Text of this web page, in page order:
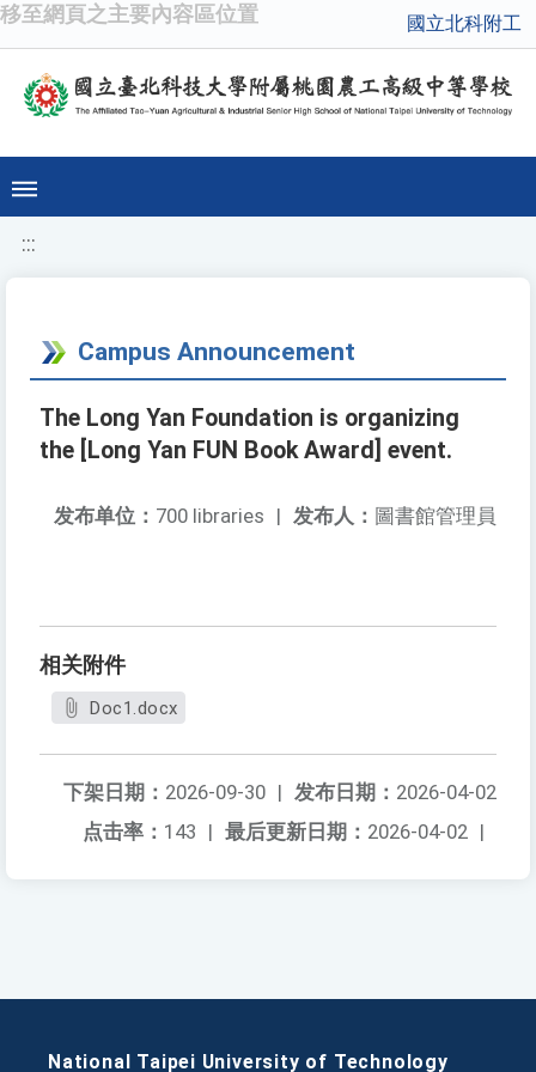
移至網頁之主要內容區位置 國立北科附工
:::
Campus Announcement
The Long Yan Foundation is organizing
the [Long Yan FUN Book Award] event.
发布人： 圖書館管理員
发布单位： 700 libraries |
相关附件
Doc1.docx
发布日期： 2026-04-02
下架日期： 2026-09-30 |
最后更新日期： 2026-04-02 |
点击率： 143 |
National Taipei University of Technology